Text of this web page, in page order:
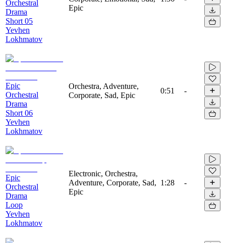
Orchestral
Drama
Short 05
Yevhen
Lokhmatov
Epic
Epic
Orchestral
Drama
Short 06
Yevhen
Lokhmatov
Orchestra, Adventure,
Corporate, Sad, Epic
0:51 -
Epic
Orchestral
Drama
Loop
Yevhen
Lokhmatov
Electronic, Orchestra,
Adventure, Corporate, Sad,
Epic
1:28 -